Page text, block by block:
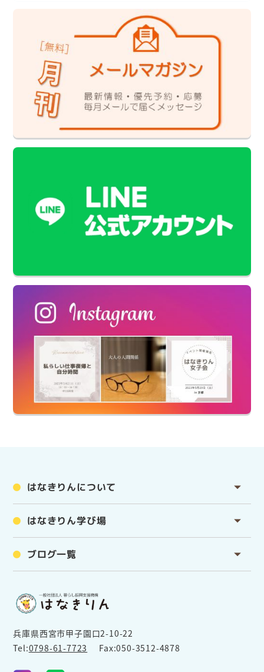
はなきりんについて
はなきりん学び場
ブログ一覧
兵庫県西宮市甲子園口2-10-22
Tel:0798-61-7723 Fax:050-3512-4878